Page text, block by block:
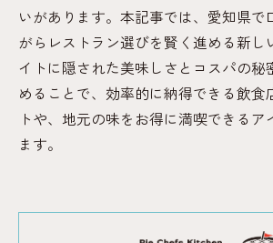
いがあります。本記事では、愛知県で
がらレストラン選びを賢く進める新し
イトに隠された美味しさとコスパの秘
めることで、効率的に納得できる飲食
トや、地元の味をお得に満喫できるア
ます。